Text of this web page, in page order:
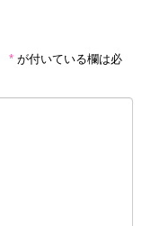
* が付いている欄は必